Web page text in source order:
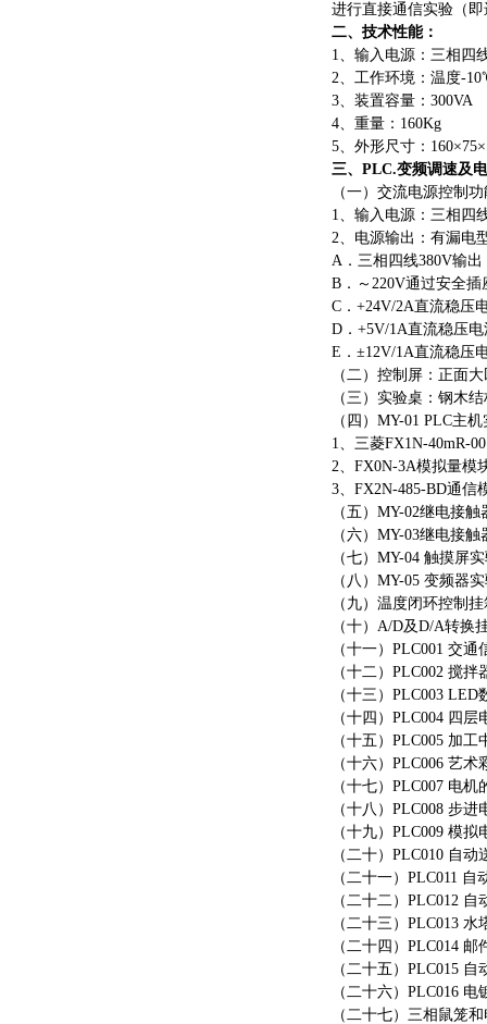
进行直接通信实验（
二、 技术性能：
1、输入电源：三相四
2、工作环境：温度-
3、装置容量：300VA
4、重量：160Kg
5、外形尺寸：
三、 PLC.变频调速及
（一）交流电源控制
1、输入电源：三相四
2、电源输出：有漏电
A．三相四线380V输
B．～220V通过安全插
C．+24V/2A直流稳压
D．+5V/1A直流稳压
E．±12V/1A直流稳压
（二）控制屏：正面
（三）实验桌：钢木
（四） MY-01 PLC主
1、三菱FX1N-40mR-
2、FX0N-3A模拟量模
3、FX2N-485-BD通信
（五） MY-02继电接触
（六） MY-03继电接触
（七） MY-04 触摸屏
（八） MY-05 变频器
（九）温度闭环控制
（十） A/D及D/A转换
（十一） PLC001 交通
（十二） PLC002 搅拌
（十三） PLC003 LED
（十四） PLC004 四层
（十五） PLC005 加工
（十六） PLC006 艺术
（十七） PLC007 电机
（十八） PLC008 步进
（十九） PLC009 模拟
（二十） PLC010 自动
（二十一） PLC011 自
（二十二） PLC012 自
（二十三） PLC013 水
（二十四） PLC014 邮
（二十五） PLC015 自
（二十六） PLC016 电
（二十七）三相鼠笼